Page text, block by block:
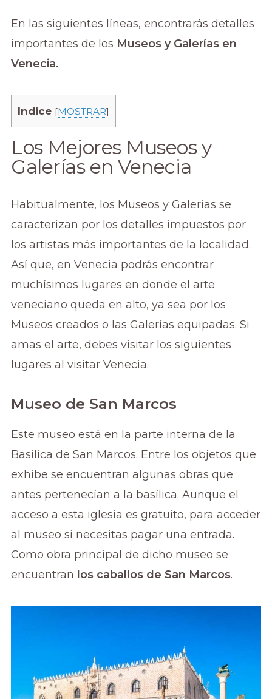
En las siguientes líneas, encontrarás detalles
importantes de los Museos y Galerías en
Venecia.
Indice [MOSTRAR]
Los Mejores Museos y
Galerías en Venecia
Habitualmente, los Museos y Galerías se
caracterizan por los detalles impuestos por
los artistas más importantes de la localidad.
Así que, en Venecia podrás encontrar
muchísimos lugares en donde el arte
veneciano queda en alto, ya sea por los
Museos creados o las Galerías equipadas. Si
amas el arte, debes visitar los siguientes
lugares al visitar Venecia.
Museo de San Marcos
Este museo está en la parte interna de la
Basílica de San Marcos. Entre los objetos que
exhibe se encuentran algunas obras que
antes pertenecían a la basílica. Aunque el
acceso a esta iglesia es gratuito, para acceder
al museo si necesitas pagar una entrada.
Como obra principal de dicho museo se
encuentran los caballos de San Marcos.